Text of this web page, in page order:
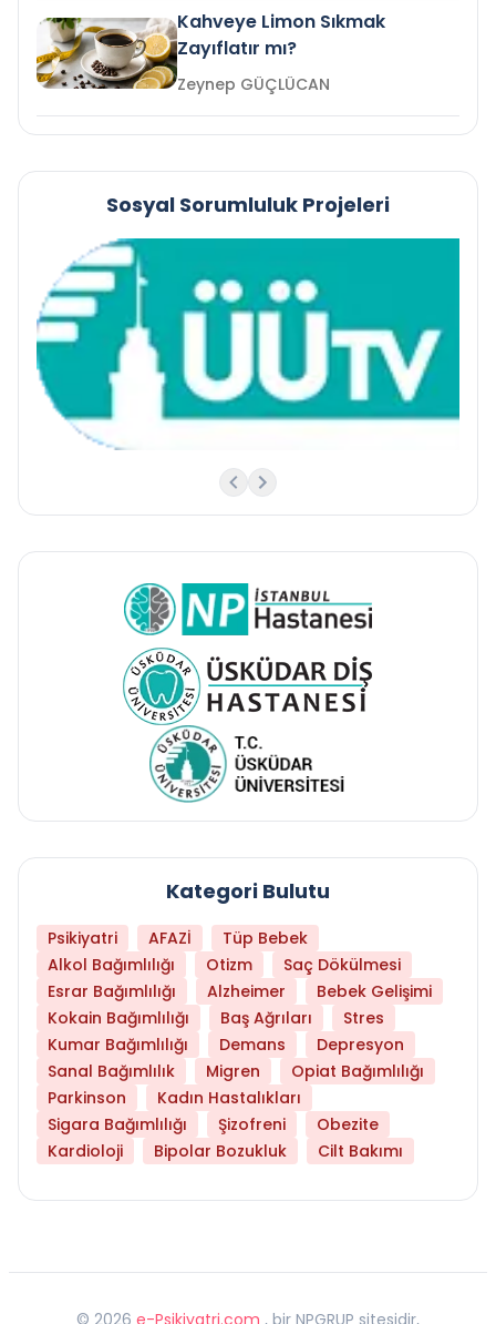
Kahveye Limon Sıkmak
Zayıflatır mı?
Zeynep GÜÇLÜCAN
Sosyal Sorumluluk Projeleri
Kategori Bulutu
Psikiyatri AFAZİ
Tüp Bebek
Alkol Bağımlılığı
Otizm
Saç Dökülmesi
Esrar Bağımlılığı
Alzheimer
Bebek Gelişimi
Kokain Bağımlılığı
Baş Ağrıları
Stres
Kumar Bağımlılığı
Demans
Depresyon
Sanal Bağımlılık
Migren
Opiat Bağımlılığı
Parkinson
Kadın Hastalıkları
Sigara Bağımlılığı
Şizofreni
Obezite
Kardioloji
Bipolar Bozukluk Cilt Bakımı
© 2026 e-Psikiyatri.com , bir NPGRUP sitesidir,